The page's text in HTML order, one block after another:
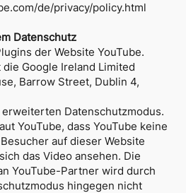
de/privacy/policy.html
Datenschutz
der Website YouTube.
Google Ireland Limited
Barrow Street, Dublin 4,
Datenschutzmodus.
YouTube, dass YouTube keine
auf dieser Website
das Video ansehen. Die
YouTube-Partner wird durch
hingegen nicht